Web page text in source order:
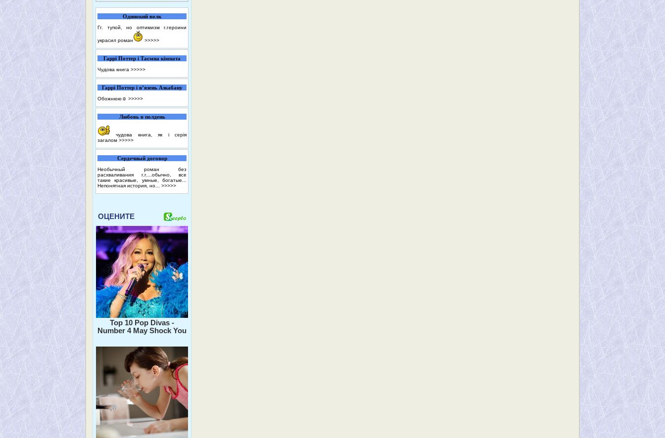
Одинокий волк
Гг. тупой, но оптимизм г.героини
украсил роман >>>>>
Гаррі Поттер і Таємна кімната
Чудова книга >>>>>
Гаррі Поттер і в’язень Азкабану
Обожнюю☺️ >>>>>
Любовь в полдень
чудова книга, як і серія
загалом >>>>>
Сердечный договор
Необычный роман без
расхваливания г.г....обычно, все
такие красивые, умные, богатые...
Непонятная история, но... >>>>>
ОЦЕНИТЕ
Top 10 Pop Divas -
Number 4 May Shock You